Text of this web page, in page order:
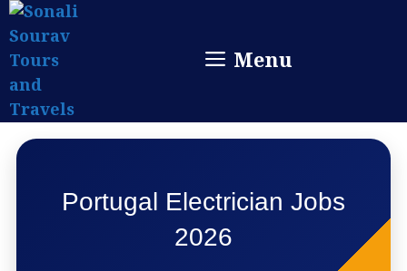
Skip
to
content
Menu
Portugal Electrician Jobs
2026